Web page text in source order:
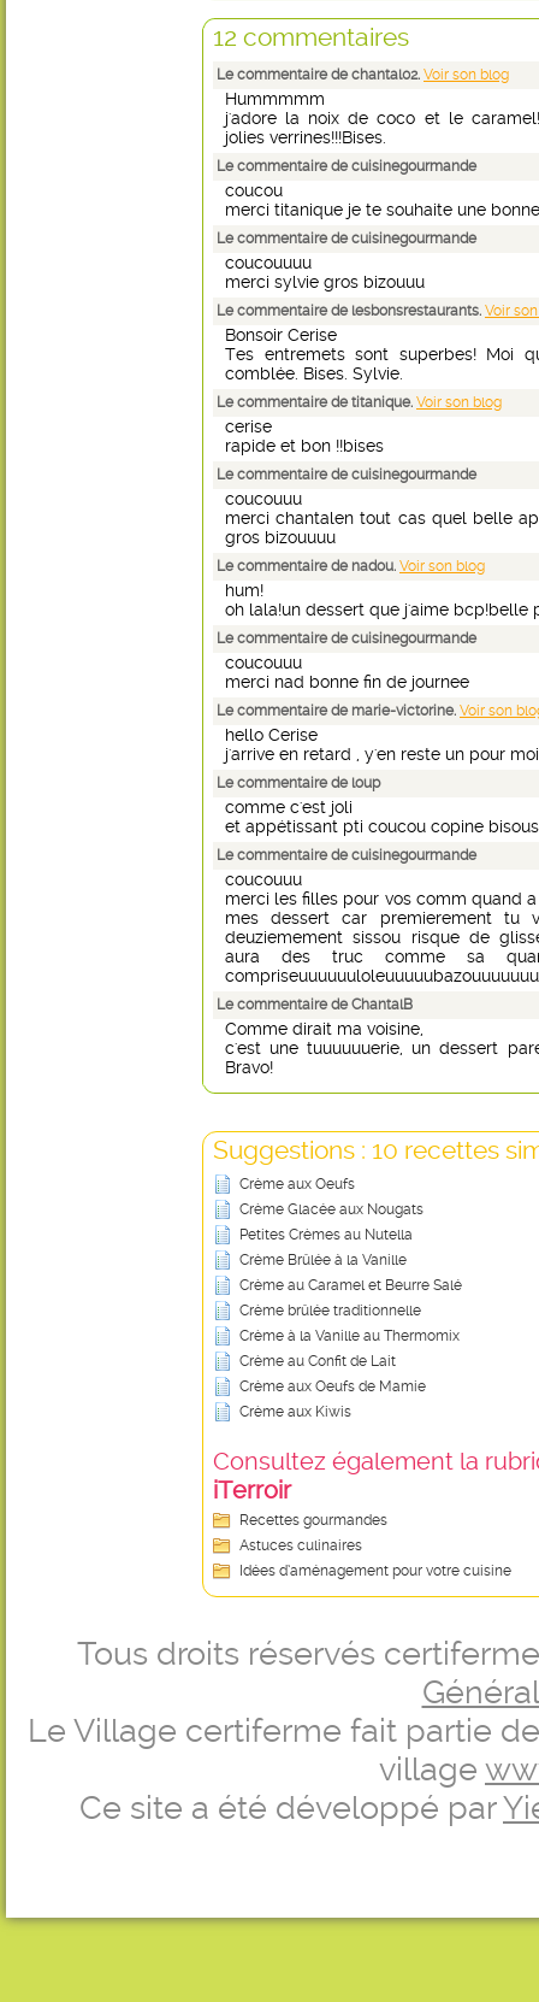
12 commentaires
Le commentaire de chantal02. Voir son blog
Hummmmm
j'adore la noix de coco et le
jolies verrines!!!Bises.
Le commentaire de cuisinegourmande
coucou
merci titanique je te souhaite une
Le commentaire de cuisinegourmande
coucouuuu
merci sylvie gros bizouuu
Le commentaire de lesbonsrestaurants. Voir
Bonsoir Cerise
Tes entremets sont superbes! Moi
comblée. Bises. Sylvie.
Le commentaire de titanique. Voir son blog
cerise
rapide et bon !!bises
Le commentaire de cuisinegourmande
coucouuu
merci chantalen tout cas quel belle
gros bizouuuu
Le commentaire de nadou. Voir son blog
hum!
oh lala!un dessert que j'aime bcp!belle
Le commentaire de cuisinegourmande
coucouuu
merci nad bonne fin de journee
Le commentaire de marie-victorine. Voir son
hello Cerise
j'arrive en retard , y'en reste un pour
Le commentaire de loup
comme c'est joli
et appétissant pti coucou copine bisous
Le commentaire de cuisinegourmande
coucouuu
merci les filles pour vos comm quand
mes dessert car premierement
deuziemement sissou risque de
aura des truc comme sa
Le commentaire de ChantalB
Comme dirait ma voisine,
c'est une tuuuuuuerie, un dessert
Bravo!
Suggestions : 10 recettes
Crème aux Oeufs
Crème Glacée aux Nougats
Petites Crèmes au Nutella
Crème Brûlée à la Vanille
Crème au Caramel et Beurre Salé
Crème brûlée traditionnelle
Crème à la Vanille au Thermomix
Crème au Confit de Lait
Crème aux Oeufs de Mamie
Crème aux Kiwis
Consultez également la
iTerroir
Recettes gourmandes
Astuces culinaires
Idées d’aménagement pour votre cuisine
Tous droits réservés
Le Village certiferme fait partie
village
Ce site a été développé par